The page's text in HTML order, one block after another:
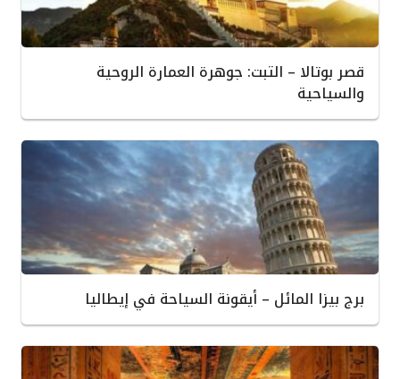
قصر بوتالا – التبت: جوهرة العمارة الروحية
والسياحية
برج بيزا المائل – أيقونة السياحة في إيطاليا